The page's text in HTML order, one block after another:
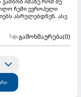
ჩემი ევროპელი
ასრულებდნენ. ასე
გამოხმაურება(0)